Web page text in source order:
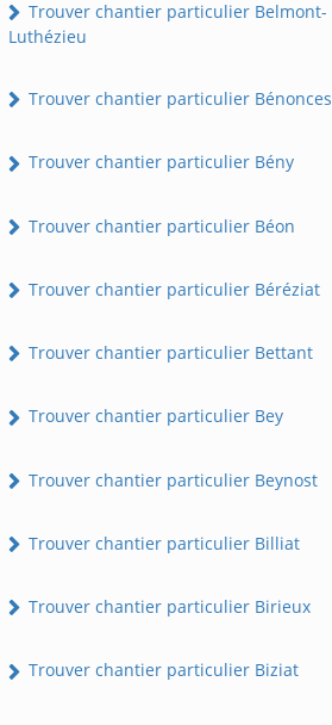
Trouver chantier particulier Belmont-
Luthézieu
Trouver chantier particulier Bénonces
Trouver chantier particulier Bény
Trouver chantier particulier Béon
Trouver chantier particulier Béréziat
Trouver chantier particulier Bettant
Trouver chantier particulier Bey
Trouver chantier particulier Beynost
Trouver chantier particulier Billiat
Trouver chantier particulier Birieux
Trouver chantier particulier Biziat